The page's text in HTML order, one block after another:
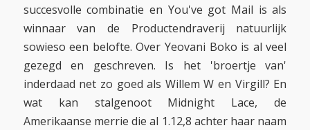
succesvolle combinatie en You've got Mail is als
winnaar van de Productendraverij natuurlijk
sowieso een belofte. Over Yeovani Boko is al veel
gezegd en geschreven. Is het 'broertje van'
inderdaad net zo goed als Willem W en Virgill? En
wat kan stalgenoot Midnight Lace, de
Amerikaanse merrie die al 1.12,8 achter haar naam